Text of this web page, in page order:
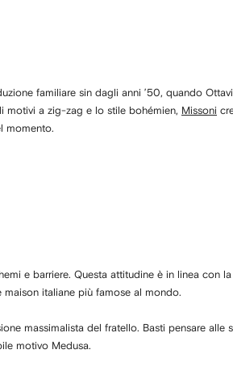
familiare sin dagli anni ’50, quando
motivi a zig-zag e lo stile bohémien, Missoni
momento.
e barriere. Questa attitudine è in linea con
maison italiane più famose al mondo.
massimalista del fratello. Basti pensare alle
motivo Medusa.